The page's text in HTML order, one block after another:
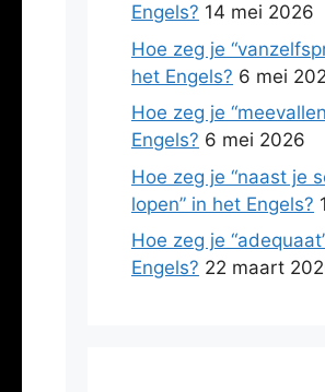
Engels? 14 mei 2026
Hoe zeg je
het Engels? 6 mei
Hoe zeg je
Engels? 6 mei 2026
Hoe zeg je “naast je
lopen” in het Engels?
Hoe zeg je
Engels? 22 maart